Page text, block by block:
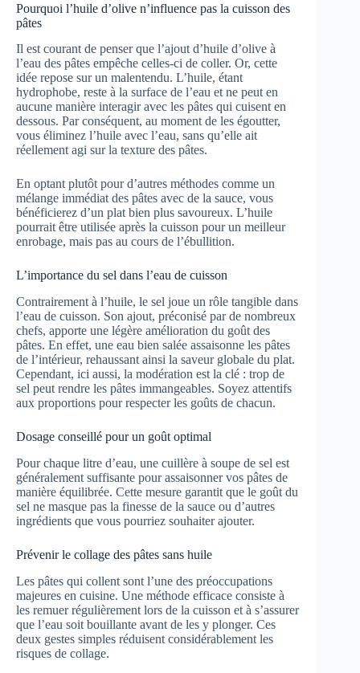
Pourquoi l’huile d’olive n’influence pas la cuisson des
pâtes
Il est courant de penser que l’ajout d’huile d’olive à
l’eau des pâtes empêche celles-ci de coller. Or, cette
idée repose sur un malentendu. L’huile, étant
hydrophobe, reste à la surface de l’eau et ne peut en
aucune manière interagir avec les pâtes qui cuisent en
dessous. Par conséquent, au moment de les égoutter,
vous éliminez l’huile avec l’eau, sans qu’elle ait
réellement agi sur la texture des pâtes.
En optant plutôt pour d’autres méthodes comme un
mélange immédiat des pâtes avec de la sauce, vous
bénéficierez d’un plat bien plus savoureux. L’huile
pourrait être utilisée après la cuisson pour un meilleur
enrobage, mais pas au cours de l’ébullition.
L’importance du sel dans l’eau de cuisson
Contrairement à l’huile, le sel joue un rôle tangible dans
l’eau de cuisson. Son ajout, préconisé par de nombreux
chefs, apporte une légère amélioration du goût des
pâtes. En effet, une eau bien salée assaisonne les pâtes
de l’intérieur, rehaussant ainsi la saveur globale du plat.
Cependant, ici aussi, la modération est la clé : trop de
sel peut rendre les pâtes immangeables. Soyez attentifs
aux proportions pour respecter les goûts de chacun.
Dosage conseillé pour un goût optimal
Pour chaque litre d’eau, une cuillère à soupe de sel est
généralement suffisante pour assaisonner vos pâtes de
manière équilibrée. Cette mesure garantit que le goût du
sel ne masque pas la finesse de la sauce ou d’autres
ingrédients que vous pourriez souhaiter ajouter.
Prévenir le collage des pâtes sans huile
Les pâtes qui collent sont l’une des préoccupations
majeures en cuisine. Une méthode efficace consiste à
les remuer régulièrement lors de la cuisson et à s’assurer
que l’eau soit bouillante avant de les y plonger. Ces
deux gestes simples réduisent considérablement les
risques de collage.